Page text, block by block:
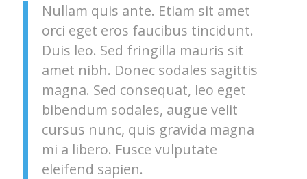
Nullam quis ante. Etiam sit amet
orci eget eros faucibus tincidunt.
Duis leo. Sed fringilla mauris sit
amet nibh. Donec sodales sagittis
magna. Sed consequat, leo eget
bibendum sodales, augue velit
cursus nunc, quis gravida magna
mi a libero. Fusce vulputate
eleifend sapien.